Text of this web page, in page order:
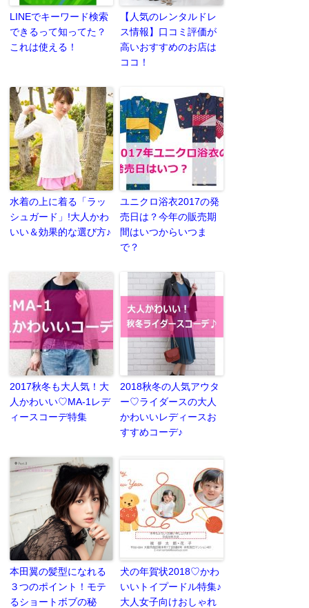
LINEでキーワード検索
できるって知ってた？
これは使える！
【人気のレンタルドレ
ス情報】口コミ評価が
高いおすすめのお店は
ココ！
水着の上に着る「ラッ
シュガード」!大人かわ
いい＆効果的な選び方♪
ユニクロ浴衣2017の発
売日は？今年の販売期
間はいつからいつま
で？
2017秋冬も大人気！大
人かわいい♡MA-1レデ
ィースコーデ特集
2018秋冬の人気アウタ
ー♡ライダースの大人
かわいいレディースお
すすめコーデ♪
本田翼の髪型になれる
３つのポイント！モテ
るショートボブの秘
犬の年賀状2018♡かわ
いいトイプードル特集♪
大人女子向けおしゃれ